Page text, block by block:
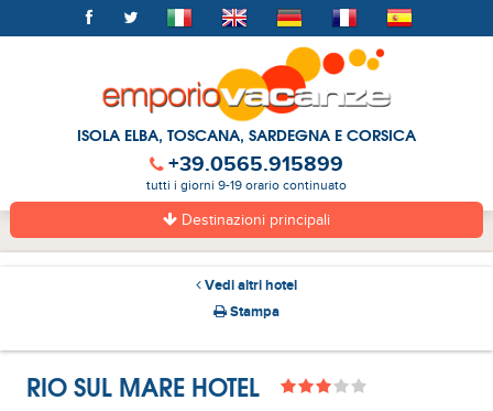
ISOLA ELBA, TOSCANA, SARDEGNA E CORSICA
+39.0565.915899
tutti i giorni 9-19 orario continuato
Destinazioni principali
Vedi altri hotel
Stampa
RIO SUL MARE HOTEL